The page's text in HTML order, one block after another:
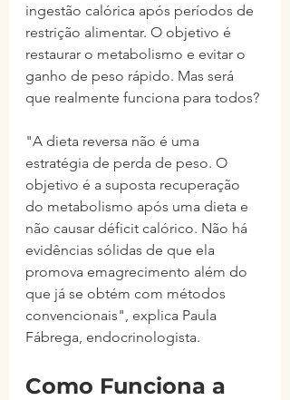
ingestão calórica após períodos de
restrição alimentar. O objetivo é
restaurar o metabolismo e evitar o
ganho de peso rápido. Mas será
que realmente funciona para todos?
"A dieta reversa não é uma
estratégia de perda de peso. O
objetivo é a suposta recuperação
do metabolismo após uma dieta e
não causar déficit calórico. Não há
evidências sólidas de que ela
promova emagrecimento além do
que já se obtém com métodos
convencionais", explica Paula
Fábrega, endocrinologista.
Como Funciona a